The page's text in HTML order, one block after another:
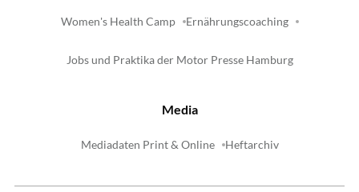
Women's Health Camp Ernährungscoaching
Jobs und Praktika der Motor Presse Hamburg
Media
Mediadaten Print & Online Heftarchiv